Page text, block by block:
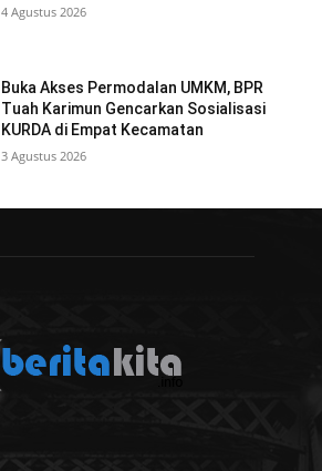
4 Agustus 2026
Buka Akses Permodalan UMKM, BPR
Tuah Karimun Gencarkan Sosialisasi
KURDA di Empat Kecamatan
3 Agustus 2026